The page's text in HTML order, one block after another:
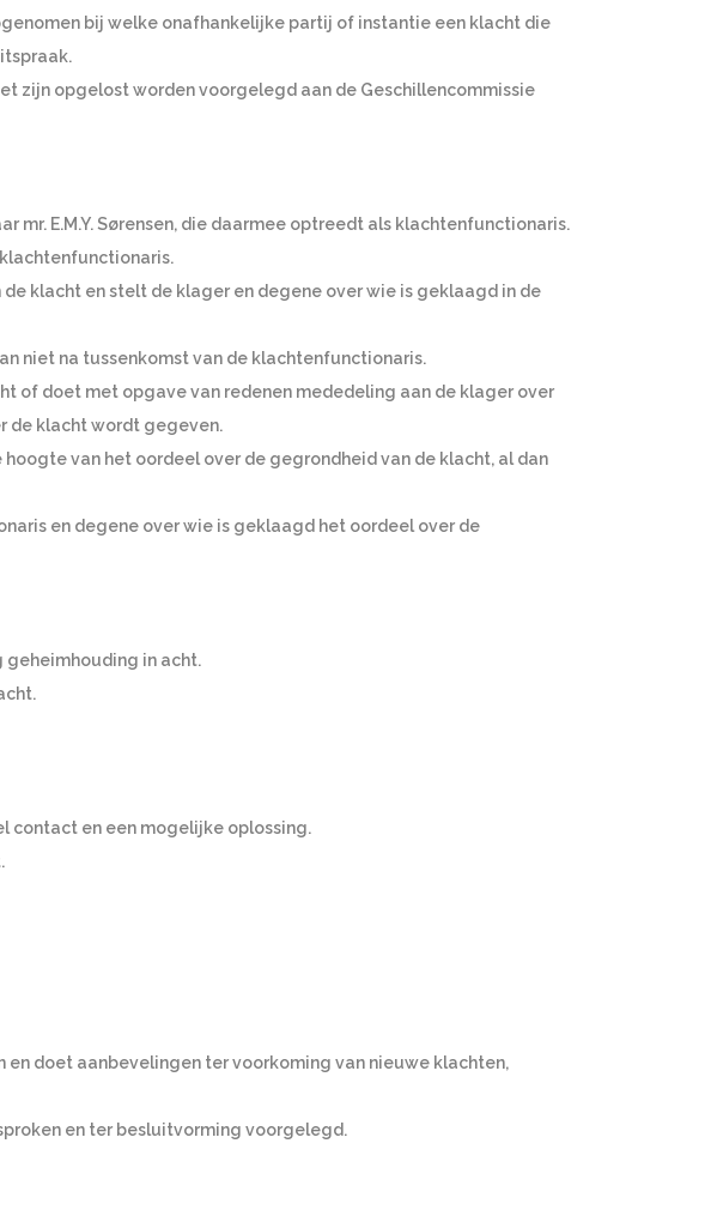
bij welke onafhankelijke partij of instantie een klacht die
zijn opgelost worden voorgelegd aan de Geschillencommissie
E.M.Y. Sørensen, die daarmee optreedt als klachtenfunctionaris.
klacht en stelt de klager en degene over wie is geklaagd in de
niet na tussenkomst van de klachtenfunctionaris.
of doet met opgave van redenen mededeling aan de klager over
de klacht wordt gegeven.
van het oordeel over de gegrondheid van de klacht, al dan
en degene over wie is geklaagd het oordeel over de
geheimhouding in acht.
contact en een mogelijke oplossing.
doet aanbevelingen ter voorkoming van nieuwe klachten,
en ter besluitvorming voorgelegd.